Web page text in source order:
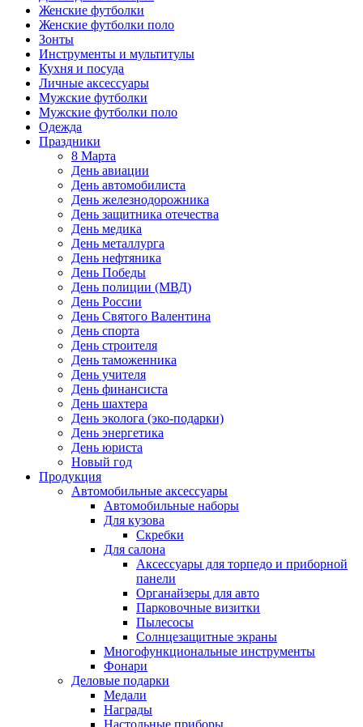
Женские футболки
Женские футболки поло
Зонты
Инструменты и мультитулы
Кухня и посуда
Личные аксессуары
Мужские футболки
Мужские футболки поло
Одежда
Праздники
8 Марта
День авиации
День автомобилиста
День железнодорожника
День защитника отечества
День медика
День металлурга
День нефтяника
День Победы
День полиции (МВД)
День России
День Святого Валентина
День спорта
День строителя
День таможенника
День учителя
День финансиста
День шахтера
День эколога (эко-подарки)
День энергетика
День юриста
Новый год
Продукция
Автомобильные аксессуары
Автомобильные наборы
Для кузова
Скребки
Для салона
Аксессуары для торпедо и приборной
панели
Органайзеры для авто
Парковочные визитки
Пылесосы
Солнцезащитные экраны
Многофункциональные инструменты
Фонари
Деловые подарки
Медали
Награды
Настольные приборы